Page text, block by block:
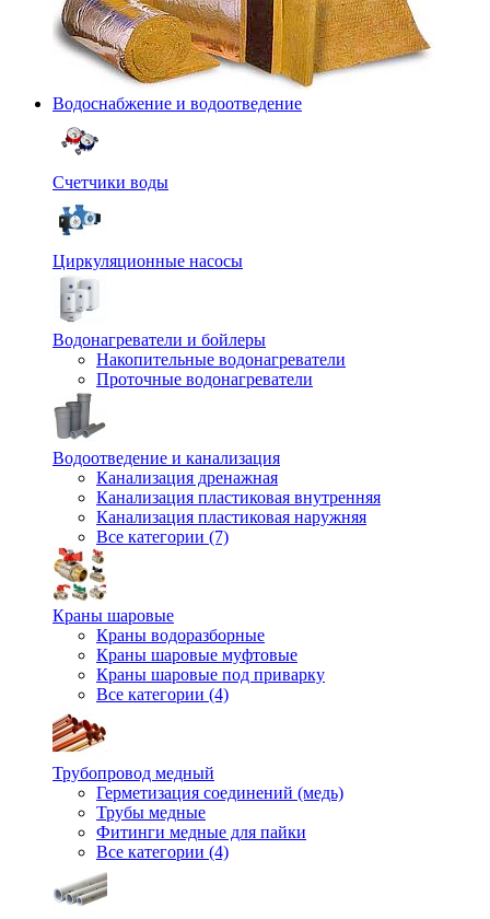
Водоснабжение и водоотведение
Счетчики воды
Циркуляционные насосы
Водонагреватели и бойлеры
Накопительные водонагреватели
Проточные водонагреватели
Водоотведение и канализация
Канализация дренажная
Канализация пластиковая внутренняя
Канализация пластиковая наружняя
Все категории (7)
Краны шаровые
Краны водоразборные
Краны шаровые муфтовые
Краны шаровые под приварку
Все категории (4)
Трубопровод медный
Герметизация соединений (медь)
Трубы медные
Фитинги медные для пайки
Все категории (4)